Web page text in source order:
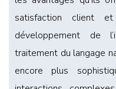
satisfaction client
développement de
traitement du langage
encore plus